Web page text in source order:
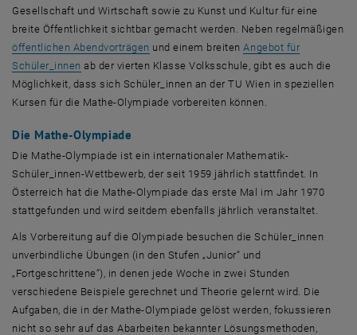
Gesellschaft und Wirtschaft sowie zu Kunst und Kultur für eine
breite Öffentlichkeit sichtbar gemacht werden. Neben regelmäßigen
öffentlichen Abendvorträgen und einem breitenAngebot für
Schüler_innen ab der vierten Klasse Volksschule, gibt es auch die
Möglichkeit, dass sich Schüler_innen an der TU Wien in speziellen
Kursen für die Mathe-Olympiade vorbereiten können.
Die Mathe-Olympiade
Die Mathe-Olympiade ist ein internationaler Mathematik-
Schüler_innen-Wettbewerb, der seit 1959 jährlich stattfindet. In
Österreich hat die Mathe-Olympiade das erste Mal im Jahr 1970
stattgefunden und wird seitdem ebenfalls jährlich veranstaltet.
Als Vorbereitung auf die Olympiade besuchen die Schüler_innen
unverbindliche Übungen (in den Stufen „Junior“ und
„Fortgeschrittene“), in denen jede Woche in zwei Stunden
verschiedene Beispiele gerechnet und Theorie gelernt wird. Die
Aufgaben, die in der Mathe-Olympiade gelöst werden, fokussieren
nicht so sehr auf das Abarbeiten bekannter Lösungsmethoden,